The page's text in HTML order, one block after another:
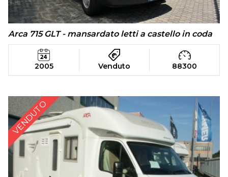
Arca 715 GLT - mansardato letti a castello in coda
2005 Venduto 88300
VENDUTO